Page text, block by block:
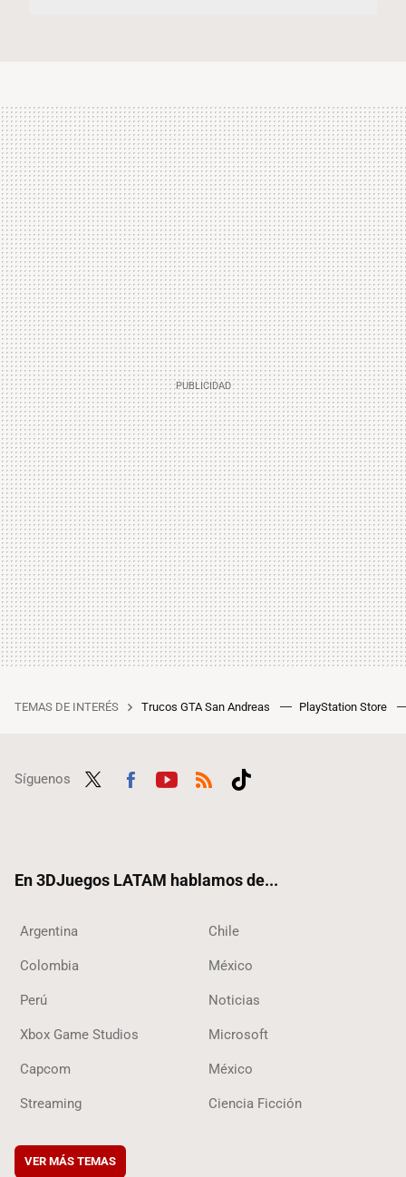
TEMAS DE INTERÉS Trucos GTA San Andreas PlayStation Store
Síguenos
En 3DJuegos LATAM hablamos de...
Argentina Chile
Colombia México
Perú Noticias
Xbox Game Studios Microsoft
Capcom México
Streaming Ciencia Ficción
VER MÁS TEMAS